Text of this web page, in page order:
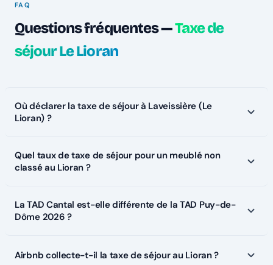
FAQ
Questions fréquentes —Taxe de
séjour Le Lioran
Où déclarer la taxe de séjour à Laveissière (Le
Lioran) ?
Quel taux de taxe de séjour pour un meublé non
classé au Lioran ?
La TAD Cantal est-elle différente de la TAD Puy-de-
Dôme 2026 ?
Airbnb collecte-t-il la taxe de séjour au Lioran ?